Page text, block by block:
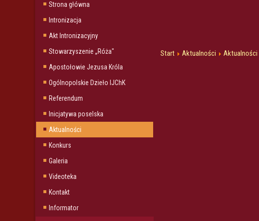
Strona główna
Intronizacja
Akt Intronizacyjny
Stowarzyszenie „Róża"
Apostołowie Jezusa Króla
Ogólnopolskie Dzieło IJChK
Referendum
Inicjatywa poselska
Aktualności
Konkurs
Galeria
Videoteka
Kontakt
Informator
Start Aktualności Aktualności